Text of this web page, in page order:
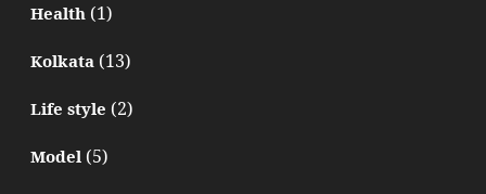
Health(1)
Kolkata(13)
Life style (2)
Model(5)